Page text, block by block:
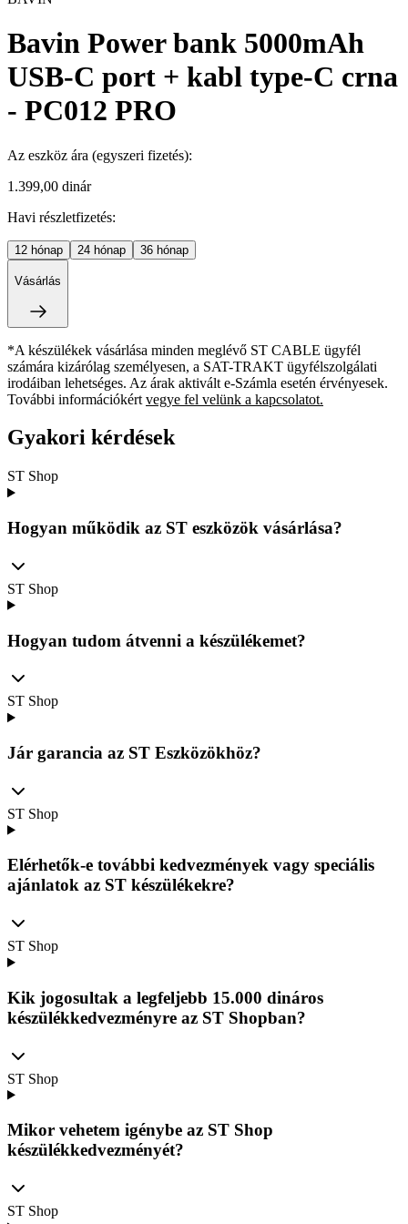
Bavin Power bank 5000mAh
USB-C port + kabl type-C crna
- PC012 PRO
Az eszköz ára (egyszeri fizetés):
1.399,00 dinár
Havi részletfizetés:
12 hónap 24 hónap 36 hónap
Vásárlás
*A készülékek vásárlása minden meglévő ST CABLE ügyfél
számára kizárólag személyesen, a SAT-TRAKT ügyfélszolgálati
irodáiban lehetséges. Az árak aktivált e-Számla esetén érvényesek.
További információkért vegye fel velünk a kapcsolatot.
Gyakori kérdések
ST Shop
Hogyan működik az ST eszközök vásárlása?
ST Shop
Hogyan tudom átvenni a készülékemet?
ST Shop
Jár garancia az ST Eszközökhöz?
ST Shop
Elérhetők-e további kedvezmények vagy speciális
ajánlatok az ST készülékekre?
ST Shop
Kik jogosultak a legfeljebb 15.000 dináros
készülékkedvezményre az ST Shopban?
ST Shop
Mikor vehetem igénybe az ST Shop
készülékkedvezményét?
ST Shop